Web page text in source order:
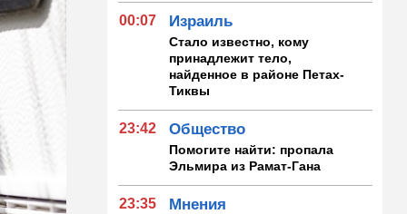
00:07 Израиль
Стало известно, кому
принадлежит тело,
найденное в районе Петах-
Тиквы
23:42 Общество
Помогите найти: пропала
Эльмира из Рамат-Гана
23:35 Мнения